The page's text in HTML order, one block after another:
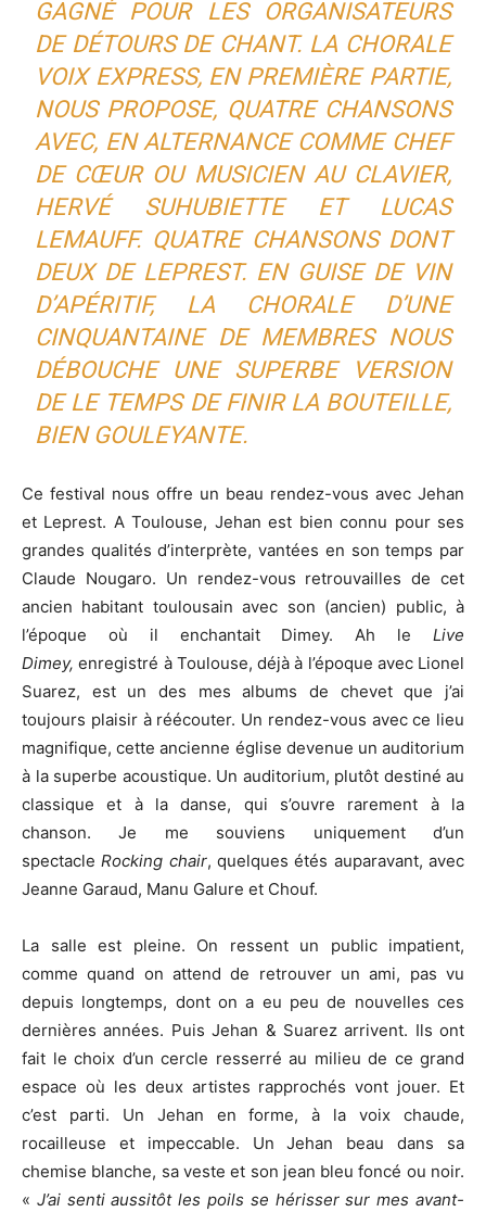
GAGNÉ POUR LES ORGANISATEURS
DE DÉTOURS DE CHANT. LA CHORALE
VOIX EXPRESS, EN PREMIÈRE PARTIE,
NOUS PROPOSE, QUATRE CHANSONS
AVEC, EN ALTERNANCE COMME CHEF
DE CŒUR OU MUSICIEN AU CLAVIER,
HERVÉ SUHUBIETTE ET LUCAS
LEMAUFF. QUATRE CHANSONS DONT
DEUX DE LEPREST. EN GUISE DE VIN
D’APÉRITIF, LA CHORALE D’UNE
CINQUANTAINE DE MEMBRES NOUS
DÉBOUCHE UNE SUPERBE VERSION
DE LE TEMPS DE FINIR LA BOUTEILLE,
BIEN GOULEYANTE.
Ce festival nous offre un beau rendez-vous avec Jehan
et Leprest. A Toulouse, Jehan est bien connu pour ses
grandes qualités d’interprète, vantées en son temps par
Claude Nougaro. Un rendez-vous retrouvailles de cet
ancien habitant toulousain avec son (ancien) public, à
l’époque où il enchantait Dimey. Ah le Live
Dimey, enregistré à Toulouse, déjà à l’époque avec Lionel
Suarez, est un des mes albums de chevet que j’ai
toujours plaisir à réécouter. Un rendez-vous avec ce lieu
magnifique, cette ancienne église devenue un auditorium
à la superbe acoustique. Un auditorium, plutôt destiné au
classique et à la danse, qui s’ouvre rarement à la
chanson. Je me souviens uniquement d’un
spectacleRocking chair, quelques étés auparavant, avec
Jeanne Garaud, Manu Galure et Chouf.
La salle est pleine. On ressent un public impatient,
comme quand on attend de retrouver un ami, pas vu
depuis longtemps, dont on a eu peu de nouvelles ces
dernières années. Puis Jehan & Suarez arrivent. Ils ont
fait le choix d’un cercle resserré au milieu de ce grand
espace où les deux artistes rapprochés vont jouer. Et
c’est parti. Un Jehan en forme, à la voix chaude,
rocailleuse et impeccable. Un Jehan beau dans sa
chemise blanche, sa veste et son jean bleu foncé ou noir.
« J’ai senti aussitôt les poils se hérisser sur mes avant-